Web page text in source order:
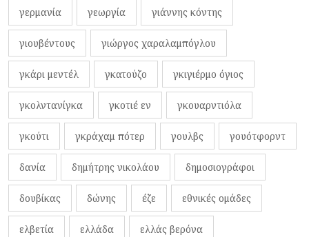
γερμανία γεωργία γιάννης κόντης
γιουβέντους γιώργος χαραλαμπόγλου
γκάρι μεντέλ γκατούζο γκιγιέρμο όγιος
γκολντανίγκα γκοτιέ εν γκουαρντιόλα
γκούτι γκράχαμ πότερ γουλβς γουότφορντ
δανία δημήτρης νικολάου δημοσιογράφοι
δουβίκας δώνης έζε εθνικές ομάδες
ελβετία ελλάδα ελλάς βερόνα